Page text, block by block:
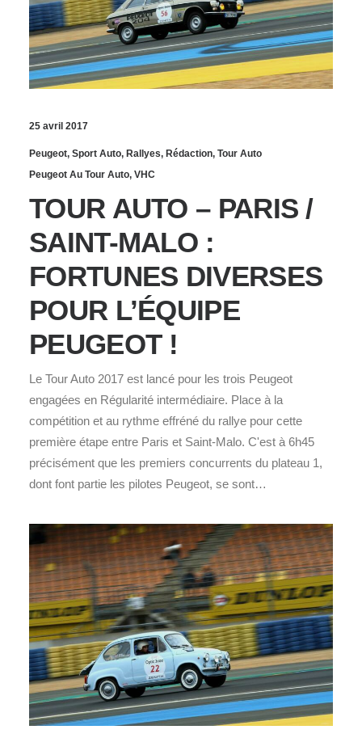
25 avril 2017
Peugeot, Sport Auto, Rallyes, Rédaction, Tour Auto
Peugeot Au Tour Auto, VHC
TOUR AUTO – PARIS /
SAINT-MALO :
FORTUNES DIVERSES
POUR L’ÉQUIPE
PEUGEOT !
Le Tour Auto 2017 est lancé pour les trois Peugeot
engagées en Régularité intermédiaire. Place à la
compétition et au rythme effréné du rallye pour cette
première étape entre Paris et Saint-Malo. C'est à 6h45
précisément que les premiers concurrents du plateau 1,
dont font partie les pilotes Peugeot, se sont…